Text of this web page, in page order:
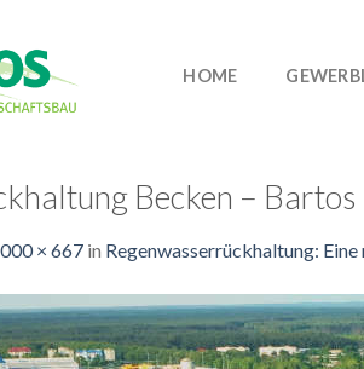
HOME
Becken – Bartos
× 667 in Regenwasserrückhaltung: